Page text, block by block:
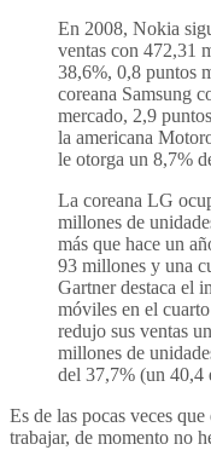
En 2008, Nokia
ventas con 472,31
38,6%, 0,8 puntos
coreana Samsung
mercado, 2,9
la americana
le otorga un 8,7%
La coreana LG
millones de
más que hace un
93 millones y una
Gartner destaca el
móviles en el
redujo sus ventas
millones de
del 37,7% (un 40,4
Es de las pocas veces
trabajar, de momento no